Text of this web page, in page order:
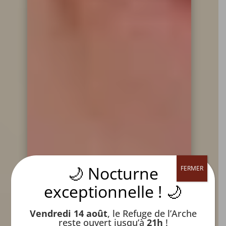
🌙 Nocturne
exceptionnelle ! 🌙
Vendredi 14 août, le Refuge de l’Arche
reste ouvert jusqu’à21h !
FERMER